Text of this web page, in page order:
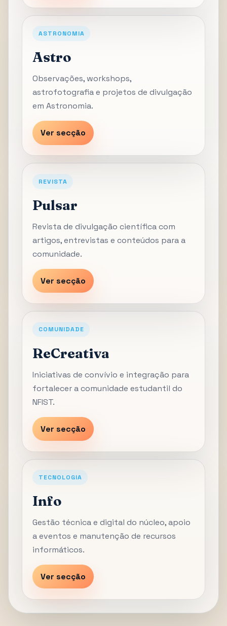
ASTRONOMIA
Astro
Observações, workshops,
astrofotografia e projetos de divulgação
em Astronomia.
Ver secção
REVISTA
Pulsar
Revista de divulgação científica com
artigos, entrevistas e conteúdos para a
comunidade.
Ver secção
COMUNIDADE
ReCreativa
Iniciativas de convívio e integração para
fortalecer a comunidade estudantil do
NFIST.
Ver secção
TECNOLOGIA
Info
Gestão técnica e digital do núcleo, apoio
a eventos e manutenção de recursos
informáticos.
Ver secção